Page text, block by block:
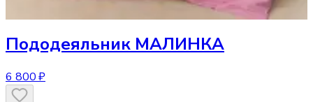
Пододеяльник МАЛИНКА
6 800 ₽